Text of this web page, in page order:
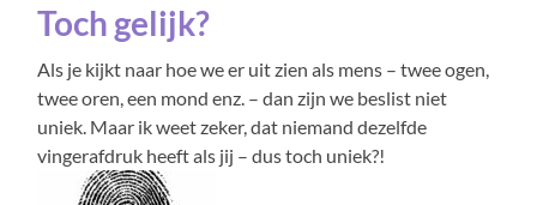
Toch gelijk?
Als je kijkt naar hoe we er uit zien als mens – twee ogen,
twee oren, een mond enz. – dan zijn we beslist niet
uniek. Maar ik weet zeker, dat niemand dezelfde
vingerafdruk heeft als jij – dus toch uniek?!